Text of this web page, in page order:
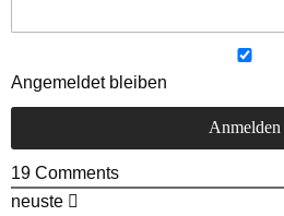
Angemeldet bleiben
19 Comments
neuste